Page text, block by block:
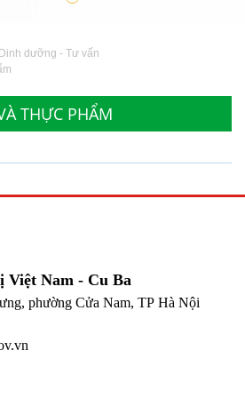
Dinh dưỡng - Tư vấn
THỰC PHẨM
Việt Nam - Cu Ba
phường Cửa Nam, TP Hà Nội